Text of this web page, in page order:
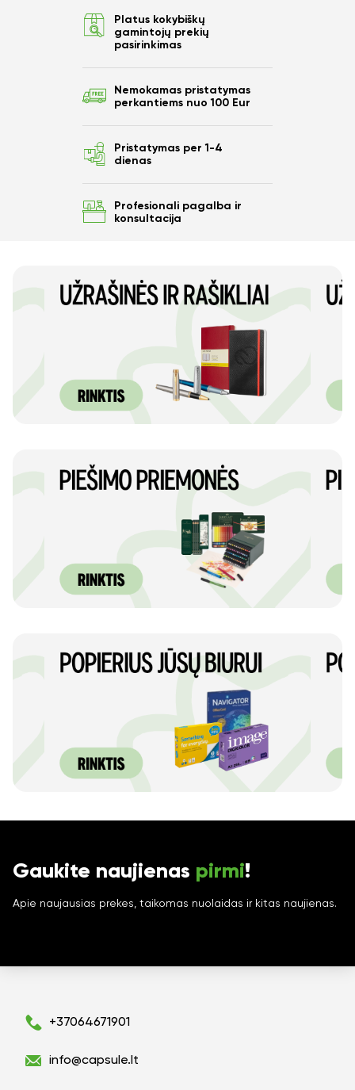
Platus kokybiškų
gamintojų prekių
pasirinkimas
Nemokamas pristatymas
perkantiems nuo 100 Eur
Pristatymas per 1-4
dienas
Profesionali pagalba ir
konsultacija
Gaukite naujienas pirmi!
Apie naujausias prekes, taikomas nuolaidas ir kitas naujienas.
+37064671901
info@capsule.lt